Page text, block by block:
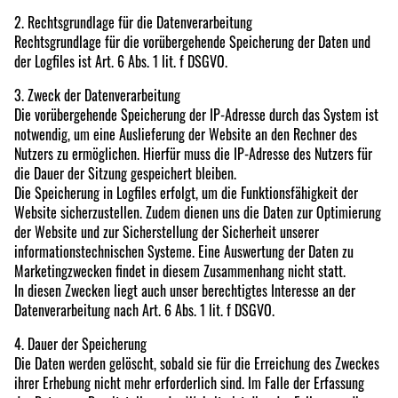
2. Rechtsgrundlage für die Datenverarbeitung
Rechtsgrundlage für die vorübergehende Speicherung der Daten und
der Logfiles ist Art. 6 Abs. 1 lit. f DSGVO.
3. Zweck der Datenverarbeitung
Die vorübergehende Speicherung der IP-Adresse durch das System ist
notwendig, um eine Auslieferung der Website an den Rechner des
Nutzers zu ermöglichen. Hierfür muss die IP-Adresse des Nutzers für
die Dauer der Sitzung gespeichert bleiben.
Die Speicherung in Logfiles erfolgt, um die Funktionsfähigkeit der
Website sicherzustellen. Zudem dienen uns die Daten zur Optimierung
der Website und zur Sicherstellung der Sicherheit unserer
informationstechnischen Systeme. Eine Auswertung der Daten zu
Marketingzwecken findet in diesem Zusammenhang nicht statt.
In diesen Zwecken liegt auch unser berechtigtes Interesse an der
Datenverarbeitung nach Art. 6 Abs. 1 lit. f DSGVO.
4. Dauer der Speicherung
Die Daten werden gelöscht, sobald sie für die Erreichung des Zweckes
ihrer Erhebung nicht mehr erforderlich sind. Im Falle der Erfassung